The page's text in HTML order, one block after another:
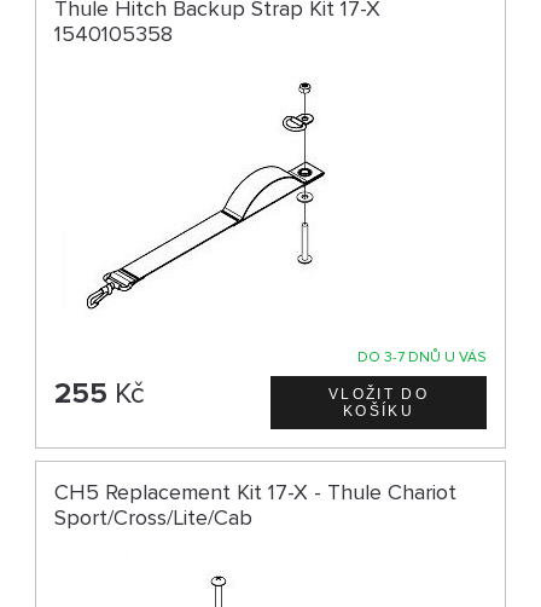
Thule Hitch Backup Strap Kit 17-X
1540105358
DO 3-7 DNŮ U VÁS
255 Kč
CH5 Replacement Kit 17-X - Thule Chariot
Sport/Cross/Lite/Cab